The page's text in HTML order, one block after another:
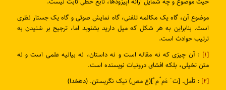
موضوع آن، گاه یک مکالمه تلفنی، گاه نمایش صوتی و گاه یک جستار نظری
است. بنابراین به هر شکل که میل دارید بشنوید اما، ترجیح بر شنیدن به
ترتیب حوادث است.
[۱]
: آن چیزی که نه مقاله است و نه داستان، نه بیانیه علمی است و نه
متن تخیلی، بلکه افشای درونیات نویسنده است.
[۲]
: تأمل. [ت َ ءَم ْم ُ](ع مص) نیک نگریستن. (دهخدا)